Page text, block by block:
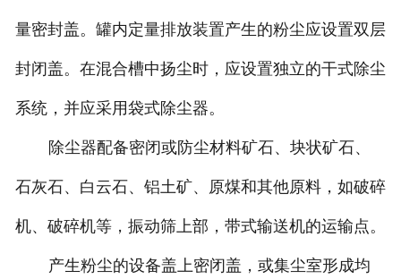
量密封盖。罐内定量排放装置产生的粉尘应设置双层
封闭盖。在混合槽中扬尘时，应设置独立的干式除尘
系统，并应采用袋式除尘器。
除尘器配备密闭或防尘材料矿石、块状矿石、
石灰石、白云石、铝土矿、原煤和其他原料，如破碎
机、破碎机等，振动筛上部，带式输送机的运输点。
产生粉尘的设备盖上密闭盖，或集尘室形成均